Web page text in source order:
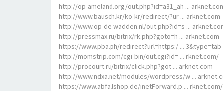
http://op-ameland.org/out.php?id=a31_ah ...
http://www.bausch.kr/ko-kr/redirect/?ur ... arknet.com
http://www.op-de-wadden.nl/out.php?id=s ...
http://pressmax.ru/bitrix/rk.php?goto=h ... arknet.com
https://www.pba.ph/redirect?url=https:/ ... 3&type=tab
http://momstrip.com/cgi-bin/out.cgi?id= ... rknet.com/
http://procourt.ru/bitrix/click.php?got ... arknet.com
http://www.ndxa.net/modules/wordpress/w ...
https://www.abfallshop.de/inetForward.p ... rknet.com/